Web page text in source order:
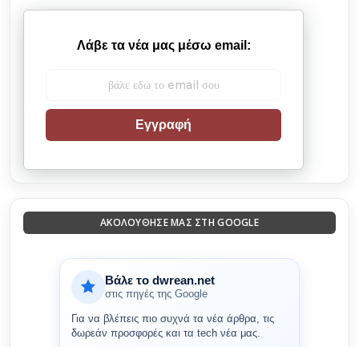
Λάβε τα νέα μας μέσω email:
Εγγραφή
ΑΚΟΛΟΎΘΗΣΈ ΜΑΣ ΣΤΗ GOOGLE
Βάλε το dwrean.net
στις πηγές της Google
Για να βλέπεις πιο συχνά τα νέα άρθρα, τις
δωρεάν προσφορές και τα tech νέα μας.